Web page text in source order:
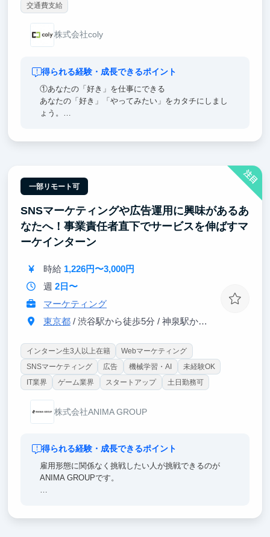
交通費支給
株式会社coly
得られる経験・成長できるポイント
①あなたの「好き」を仕事にできる
あなたの「好き」「やってみたい」をカタチにしまし
ょう。
②個人の力を試せる
チャレンジは日常茶飯事。
ご自身で裁量を持ってプロジェクトを動かすことが可
能です。
新規事業の企画・プロモーション等、やってみたいこ
とへ挑戦できます。
難易度が低いものから挑戦をサポートします。
頑張るのはマストですが、道筋をできる限り整えるの
で成功体験を積みやすい環境です。
注目
一部リモート可
SNSマーケティングや広告運用に興味があるあ
なたへ！事業責任者直下でサービスを伸ばすマ
ーケインターン
時給 1,226円〜3,000円
週 2日〜
マーケティング
東京都/ 渋谷駅から徒歩5分 / 神泉駅から徒歩3分
インターン生3人以上在籍
Webマーケティング
SNSマーケティング
広告 機械学習・AI
未経験OK
IT業界
ゲーム業界 スタートアップ 土日勤務可
株式会社ANIMA GROUP
得られる経験・成長できるポイント
雇用形態に関係なく挑戦したい人が挑戦できるのが
ANIMA GROUPです。